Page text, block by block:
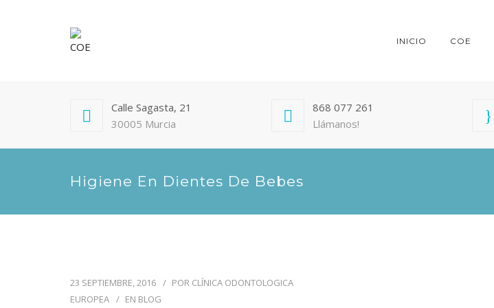
INICIO COE
Calle Sagasta, 21
30005 Murcia
868 077 261
Llámanos!
Higiene En Dientes De Bebes
23 SEPTIEMBRE, 2016 POR CLÍNICA ODONTOLOGICA
EUROPEA
EN BLOG